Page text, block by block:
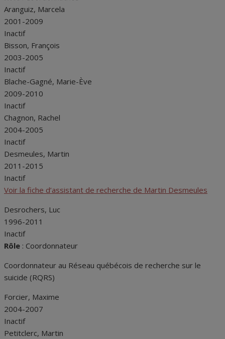
Aranguiz, Marcela
2001-2009
Inactif
Bisson, François
2003-2005
Inactif
Blache-Gagné, Marie-Ève
2009-2010
Inactif
Chagnon, Rachel
2004-2005
Inactif
Desmeules, Martin
2011-2015
Inactif
Voir la fiche d’assistant de recherche de Martin Desmeules
Desrochers, Luc
1996-2011
Inactif
Rôle : Coordonnateur
Coordonnateur au Réseau québécois de recherche sur le
suicide (RQRS)
Forcier, Maxime
2004-2007
Inactif
Petitclerc, Martin